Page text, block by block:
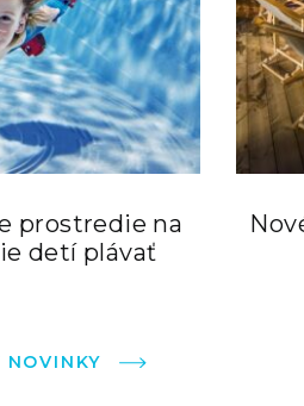
prostredie na
detí plávať
NOVINKY